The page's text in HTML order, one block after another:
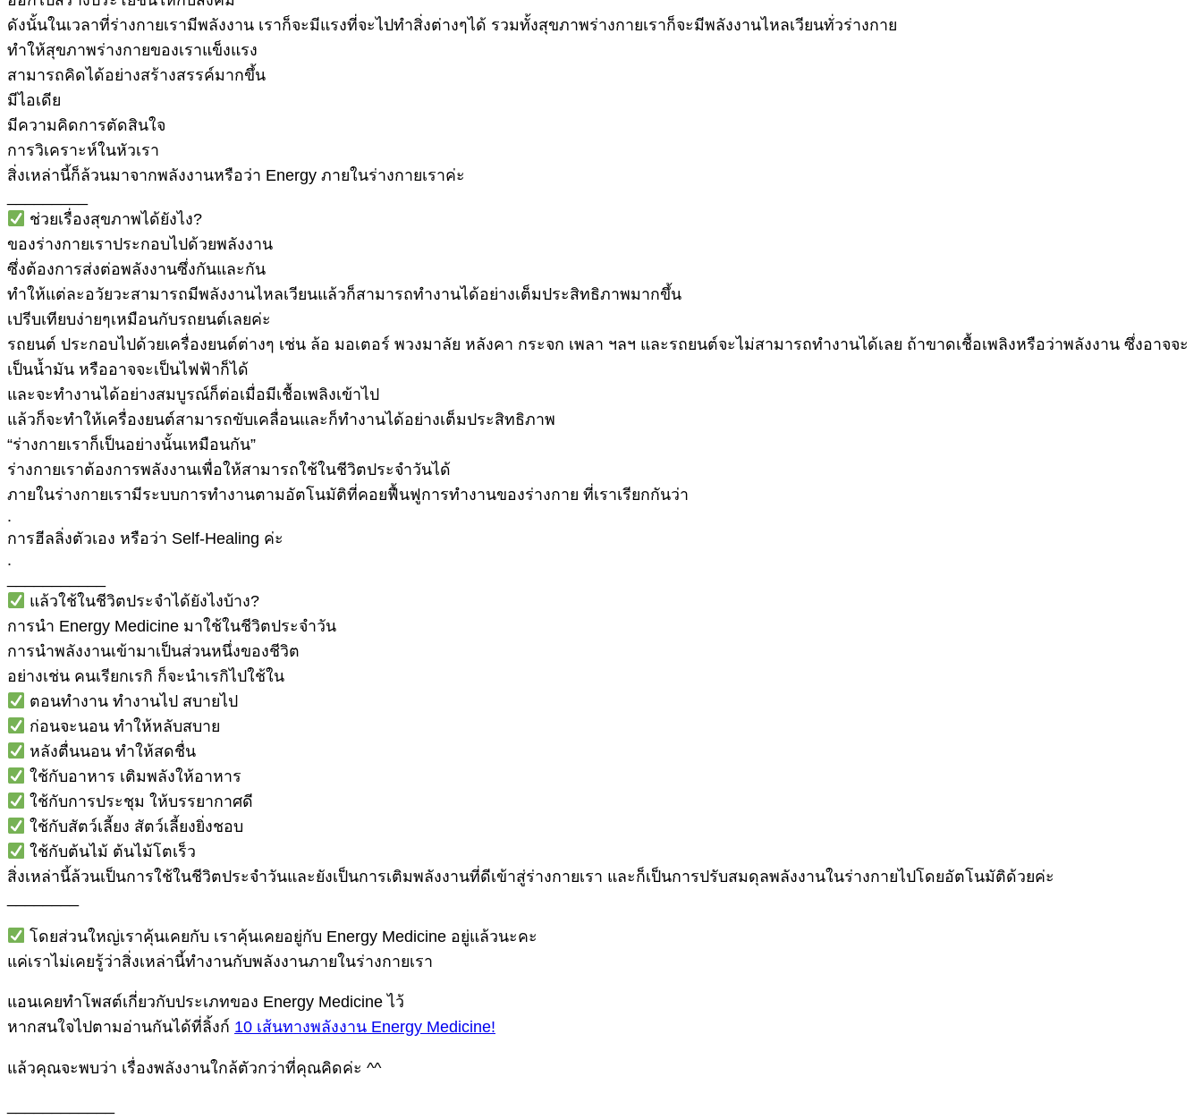
ดังนั้นในเวลาที่ร่างกายเรามีพลังงาน เราก็จะมีแรงที่จะไปทำสิ่งต่างๆได้ รวมทั้งสุขภาพร่างกายเราก็จะมีพลังงานไหลเวียนทั่วร่างกาย
ทำให้สุขภาพร่างกายของเราแข็งแรง
สามารถคิดได้อย่างสร้างสรรค์มากขึ้น
มีไอเดีย
มีความคิดการตัดสินใจ
การวิเคราะห์ในหัวเรา
สิ่งเหล่านี้ก็ล้วนมาจากพลังงานหรือว่า Energy ภายในร่างกายเราค่ะ
ช่วยเรื่องสุขภาพได้ยังไง?
ของร่างกายเราประกอบไปด้วยพลังงาน
ซึ่งต้องการส่งต่อพลังงานซึ่งกันและกัน
ทำให้แต่ละอวัยวะสามารถมีพลังงานไหลเวียนแล้วก็สามารถทำงานได้อย่างเต็มประสิทธิภาพมากขึ้น
เปรีบเทียบง่ายๆเหมือนกับรถยนต์เลยค่ะ
รถยนต์ ประกอบไปด้วยเครื่องยนต์ต่างๆ เช่น ล้อ มอเตอร์ พวงมาลัย หลังคา กระจก เพลา ฯลฯ และรถยนต์จะไม่สามารถทำงานได้เลย ถ้าขาดเชื้อเพลิงหรือว่าพลังงาน ซึ่งอาจจะ
เป็นน้ำมัน หรืออาจจะเป็นไฟฟ้าก็ได้
และจะทำงานได้อย่างสมบูรณ์ก็ต่อเมื่อมีเชื้อเพลิงเข้าไป
แล้วก็จะทำให้เครื่องยนต์สามารถขับเคลื่อนและก็ทำงานได้อย่างเต็มประสิทธิภาพ
“ร่างกายเราก็เป็นอย่างนั้นเหมือนกัน”
ร่างกายเราต้องการพลังงานเพื่อให้สามารถใช้ในชีวิตประจำวันได้
ภายในร่างกายเรามีระบบการทำงานตามอัตโนมัติที่คอยฟื้นฟูการทำงานของร่างกาย ที่เราเรียกกันว่า
.
การฮีลลิ่งตัวเอง หรือว่า Self-Healing ค่ะ
.
แล้วใช้ในชีวิตประจำได้ยังไงบ้าง?
การนำ Energy Medicine มาใช้ในชีวิตประจำวัน
การนำพลังงานเข้ามาเป็นส่วนหนึ่งของชีวิต
อย่างเช่น คนเรียกเรกิ ก็จะนำเรกิไปใช้ใน
ตอนทำงาน ทำงานไป สบายไป
ก่อนจะนอน ทำให้หลับสบาย
หลังตื่นนอน ทำให้สดชื่น
ใช้กับอาหาร เติมพลังให้อาหาร
ใช้กับการประชุม ให้บรรยากาศดี
ใช้กับสัตว์เลี้ยง สัตว์เลี้ยงยิ่งชอบ
ใช้กับต้นไม้ ต้นไม้โตเร็ว
สิ่งเหล่านี้ล้วนเป็นการใช้ในชีวิตประจำวันและยังเป็นการเติมพลังงานที่ดีเข้าสู่ร่างกายเรา และก็เป็นการปรับสมดุลพลังงานในร่างกายไปโดยอัตโนมัติด้วยค่ะ
โดยส่วนใหญ่เราคุ้นเคยกับ เราคุ้นเคยอยู่กับ Energy Medicine อยู่แล้วนะคะ
แค่เราไม่เคยรู้ว่าสิ่งเหล่านี้ทำงานกับพลังงานภายในร่างกายเรา
แอนเคยทำโพสต์เกี่ยวกับประเภทของ Energy Medicine ไว้
หากสนใจไปตามอ่านกันได้ที่ลิ้งก์ 10 เส้นทางพลังงาน Energy Medicine!
แล้วคุณจะพบว่า เรื่องพลังงานใกล้ตัวกว่าที่คุณคิดค่ะ ^^